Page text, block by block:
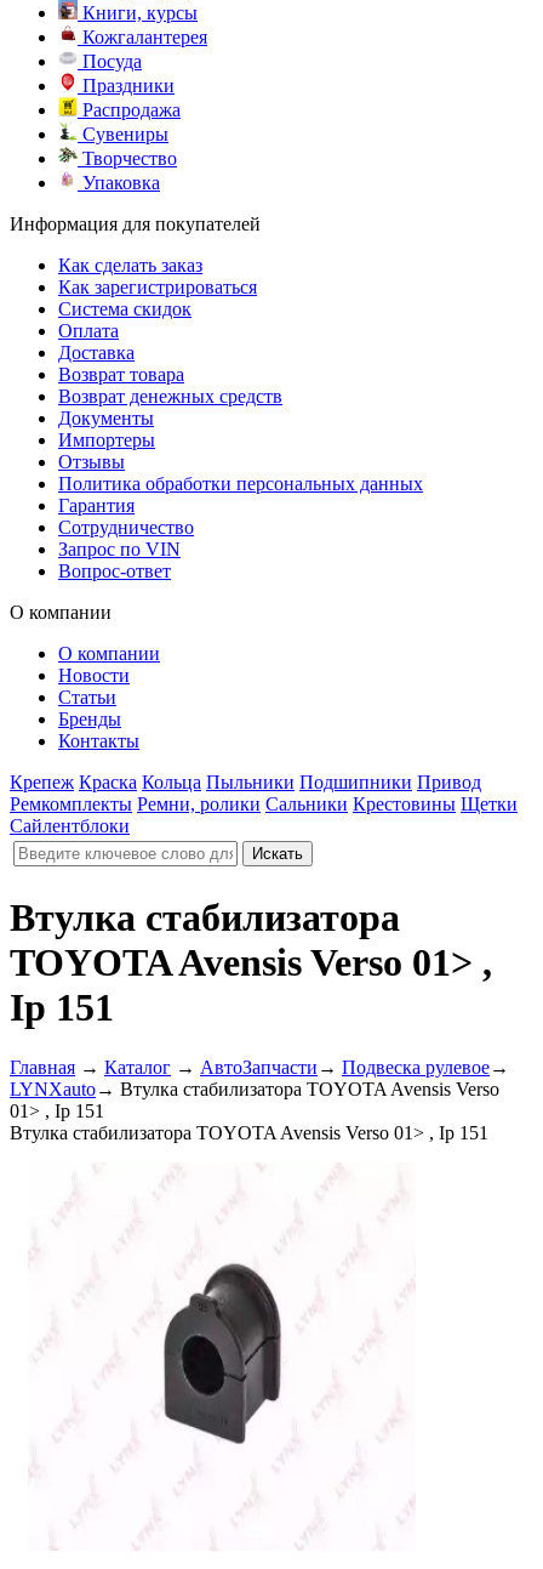
Книги, курсы
Кожгалантерея
Посуда
Праздники
Распродажа
Сувениры
Творчество
Упаковка
Информация для покупателей
Как сделать заказ
Как зарегистрироваться
Система скидок
Оплата
Доставка
Возврат товара
Возврат денежных средств
Документы
Импортеры
Отзывы
Политика обработки персональных данных
Гарантия
Сотрудничество
Запрос по VIN
Вопрос-ответ
О компании
О компании
Новости
Статьи
Бренды
Контакты
Крепеж Краска Кольца Пыльники Подшипники Привод
Ремкомплекты Ремни, ролики Сальники Крестовины Щетки
Сайлентблоки
Втулка стабилизатора
TOYOTA Avensis Verso 01> ,
Ip 151
Главная → Каталог → АвтоЗапчасти → Подвеска рулевое→
LYNXauto→ Втулка стабилизатора TOYOTA Avensis Verso
01> , Ip 151
Втулка стабилизатора TOYOTA Avensis Verso 01> , Ip 151